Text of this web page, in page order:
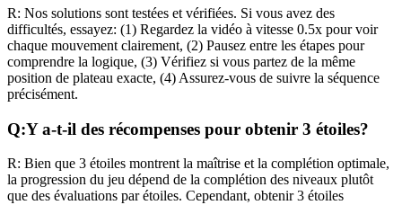
R: Nos solutions sont testées et vérifiées. Si vous avez des
difficultés, essayez: (1) Regardez la vidéo à vitesse 0.5x pour voir
chaque mouvement clairement, (2) Pausez entre les étapes pour
comprendre la logique, (3) Vérifiez si vous partez de la même
position de plateau exacte, (4) Assurez-vous de suivre la séquence
précisément.
Q:Y a-t-il des récompenses pour obtenir 3 étoiles?
R: Bien que 3 étoiles montrent la maîtrise et la complétion optimale,
la progression du jeu dépend de la complétion des niveaux plutôt
que des évaluations par étoiles. Cependant, obtenir 3 étoiles